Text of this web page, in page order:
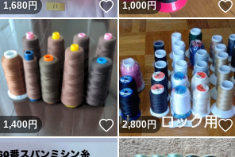
☆ベビーロック Sakura(サクラ)在庫
ハンドメイド ミシン ミシン本体 ブラ
糸 16-145
1,680円 いいね！
1,000円
1,400円 いいね！
2,800円